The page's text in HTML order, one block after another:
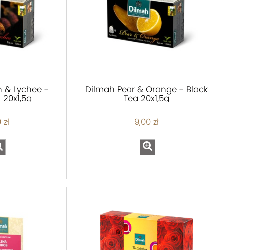
& Lychee - Dilmah Pear & Orange - Black
Tea 20x1,5g
9,00 zł